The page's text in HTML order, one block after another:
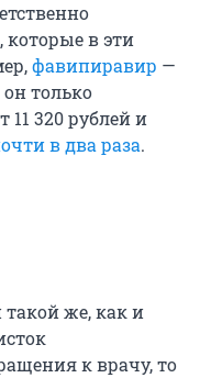
которые в эти
фавипиравир —
только
11 320 рублей и
в два раза.
же, как и
к врачу, то